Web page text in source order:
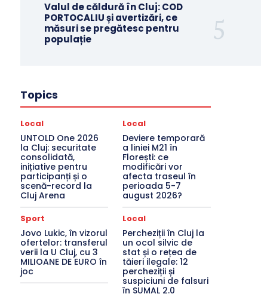
Valul de căldură în Cluj: COD
PORTOCALIU și avertizări, ce
măsuri se pregătesc pentru
populație
Topics
Local
UNTOLD One 2026
la Cluj: securitate
consolidată,
inițiative pentru
participanți și o
scenă-record la
Cluj Arena
Local
Deviere temporară
a liniei M21 în
Florești: ce
modificări vor
afecta traseul în
perioada 5-7
august 2026?
Sport
Jovo Lukic, în vizorul
ofertelor: transferul
verii la U Cluj, cu 3
MILIOANE DE EURO în
joc
Local
Percheziții în Cluj la
un ocol silvic de
stat și o rețea de
tăieri ilegale: 12
percheziții și
suspiciuni de falsuri
în SUMAL 2.0